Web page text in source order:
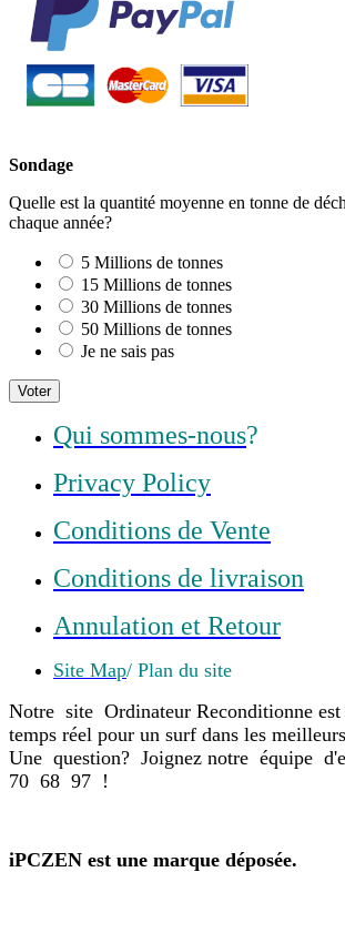
Sondage
Quelle est la quantité moyenne en tonne de
chaque année?
5 Millions de tonnes
15 Millions de tonnes
30 Millions de tonnes
50 Millions de tonnes
Je ne sais pas
Voter
Qui sommes-nous?
Privacy Policy
Conditions de Vente
Conditions de livraison
Annulation et Retour
Site Map/ Plan du site
Notre site Ordinateur Reconditionne est
temps réel pour un surf dans les
Une question? Joignez notre équipe
70 68 97 !
iPCZEN est une marque déposée.